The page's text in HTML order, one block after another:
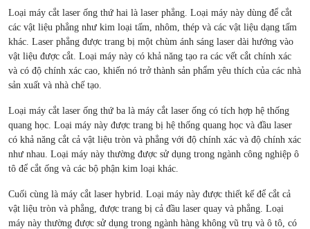
Loại máy cắt laser ống thứ hai là laser phẳng. Loại máy này dùng để cắt
các vật liệu phẳng như kim loại tấm, nhôm, thép và các vật liệu dạng tấm
khác. Laser phẳng được trang bị một chùm ánh sáng laser dài hướng vào
vật liệu được cắt. Loại máy này có khả năng tạo ra các vết cắt chính xác
và có độ chính xác cao, khiến nó trở thành sản phẩm yêu thích của các nhà
sản xuất và nhà chế tạo.
Loại máy cắt laser ống thứ ba là máy cắt laser ống có tích hợp hệ thống
quang học. Loại máy này được trang bị hệ thống quang học và đầu laser
có khả năng cắt cả vật liệu tròn và phẳng với độ chính xác và độ chính xác
như nhau. Loại máy này thường được sử dụng trong ngành công nghiệp ô
tô để cắt ống và các bộ phận kim loại khác.
Cuối cùng là máy cắt laser hybrid. Loại máy này được thiết kế để cắt cả
vật liệu tròn và phẳng, được trang bị cả đầu laser quay và phẳng. Loại
máy này thường được sử dụng trong ngành hàng không vũ trụ và ô tô, có